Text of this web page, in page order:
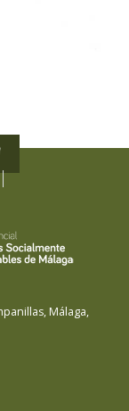
, Málaga,